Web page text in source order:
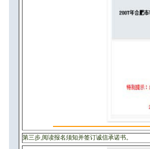
第三步,阅读报名须知并签订诚信承诺书。